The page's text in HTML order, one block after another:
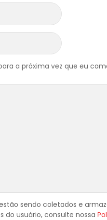
a próxima vez que eu
sendo coletados e
usuário, consulte nossa